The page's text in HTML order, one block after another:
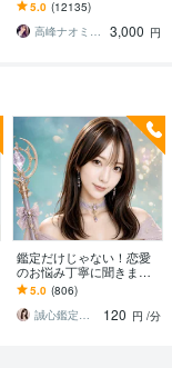
★希望者のみ一部カード
開示サービスあり
5.0 (12135)
高峰ナオミ タロット占い師
3,000 円
鑑定だけじゃない！恋愛
のお悩み丁寧に聞きます
高次元チャネリングであ
なたに必要なメッセージ
を届けます
5.0 (806)
誠心鑑定士❤️Luna ルナ
120 円 /分